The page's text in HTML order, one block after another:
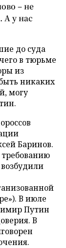
– не
А у нас
до суда
в тюрьме
из
никаких
могу
Баринов.
требованию
В июле
Путин
В